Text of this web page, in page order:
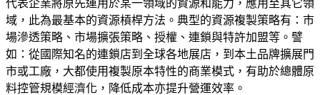
代表企業將原先運用於某一領域的資源和能力，應用至其它領
域，此為最基本的資源槓桿方法。典型的資源複製策略有：市
場滲透策略、市場擴張策略、授權、連鎖與特許加盟等。譬
如：從國際知名的連鎖店到全球各地展店，到本土品牌擴展門
市或工廠，大都使用複製原本特性的商業模式，有助於總體原
料控管規模經濟化，降低成本亦提升營運效率。